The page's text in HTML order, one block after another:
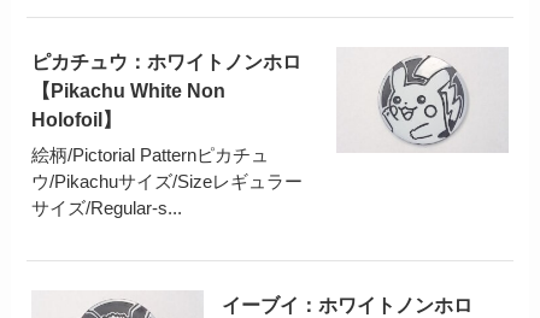
ピカチュウ：ホワイトノンホロ
【Pikachu White Non
Holofoil】
絵柄/Pictorial Patternピカチュ
ウ/Pikachuサイズ/Sizeレギュラー
サイズ/Regular-s...
イーブイ：ホワイトノンホロ